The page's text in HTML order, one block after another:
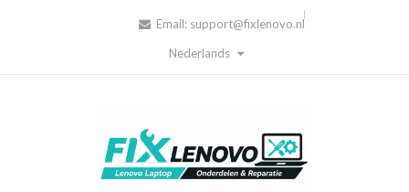
Email: support@fixlenovo.nl
Nederlands